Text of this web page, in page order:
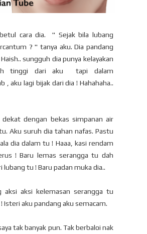
cara dia. " Sejak bila lubang
? " tanya aku. Dia pandang
sungguh dia punya kelayakan
tinggi dari aku tapi dalam
, aku lagi bijak dari dia ! Hahahaha..
dengan bekas simpanan air
Aku suruh dia tahan nafas. Pastu
dia dalam tu ! Haaa, kasi rendam
! Baru lemas serangga tu dah
lubang tu ! Baru padan muka dia..
aksi aksi kelemasan serangga tu
Isteri aku pandang aku semacam.
tak banyak pun. Tak berbaloi nak